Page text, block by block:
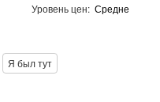
Уровень цен: Средне
Я был тут